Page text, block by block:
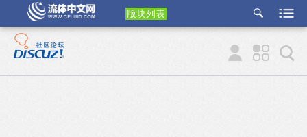
版块列表
etu
p